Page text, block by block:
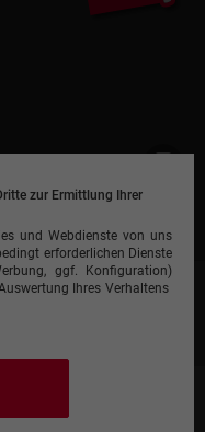
zur Ermittlung Ihrer
und Webdienste von uns
erforderlichen Dienste
ggf. Konfiguration)
Ihres Verhaltens